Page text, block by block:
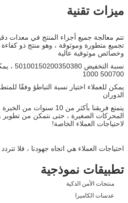
ميزات تقنية
تتم معالجة جميع أجزاء المنتج في معدات
تجميع متطورة وموثوقة ، وهو منتج ذو
وخصائص موثوقية عالية
نسبة
500700 1000
يمكن للعملاء اختيار نسبة التباطؤ وفقًا
الدوران
يتمتع فريقنا بأكثر من 10
المحركات الصغيرة ، حتى نتمكن من تطوير
لاحتياجات العملاء الخاصة!
احتياجات العملاء هي اتجاه جهودنا ، فلا
تطبيقات نموذجية
منتجات الأمن الذكية
عدسات الكاميرا